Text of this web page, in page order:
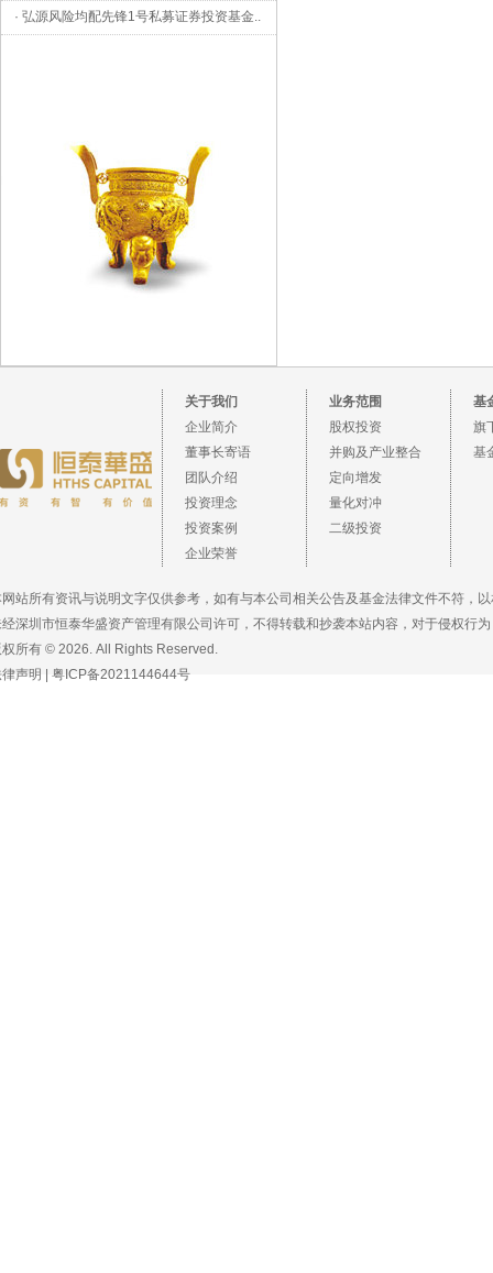
· 弘源风险均配先锋1号私募证券投资基金..
关于我们
企业简介
董事长寄语
团队介绍
投资理念
投资案例
企业荣誉
业务范围
股权投资
并购及产业整合
定向增发
量化对冲
二级投资
基
旗
基
站所有资讯与说明文字仅供参考，如有与本公司相关公告及基金法律文件不符，
深圳市恒泰华盛资产管理有限公司许可，不得转载和抄袭本站内容，对于侵权行
权所有 © 2026. All Rights Reserved.
声明
粤ICP备2021144644号